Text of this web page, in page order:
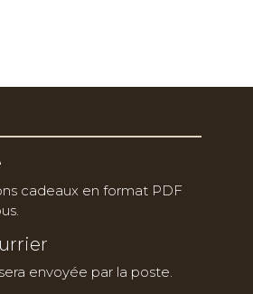
cadeaux en format PDF
envoyée par la poste.